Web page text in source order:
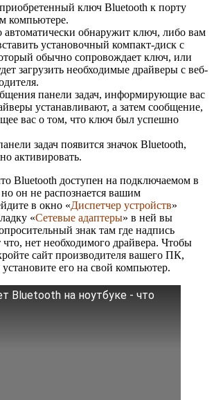
ключ Bluetooth к порту
компьютере.
автоматически обнаружит ключ, либо вам
установочный компакт-диск с
обычно сопровождает ключ, или
загрузить необходимые драйверы с веб-
панели задач, информирующие вас
устанавливают, а затем сообщение,
вас о том, что ключ был успешно
задач появится значок Bluetooth,
активировать.
Bluetooth доступен на подключаемом в
он не распознается вашим
в окно «Диспетчер устройств»
«Сетевые адаптеры» в ней вы
знак там где надпись
нет необходимого драйвера. Чтобы
сайт производителя вашего ПК,
установите его на свой компьютер.
Bluetooth на ноутбуке - что